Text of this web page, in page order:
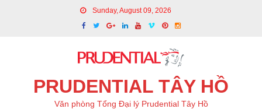
Sunday, August 09, 2026
PRUDENTIAL TÂY HỒ
Văn phòng Tổng Đại lý Prudential Tây Hồ